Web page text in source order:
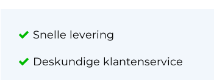
Snelle levering
Deskundige klantenservice